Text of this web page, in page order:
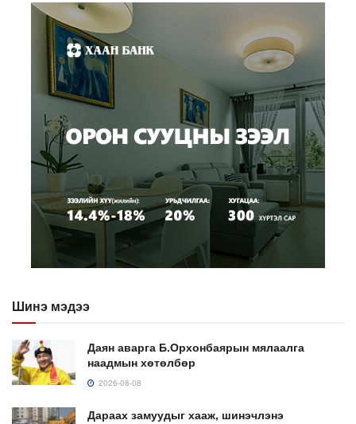
Шинэ мэдээ
Даян аварга Б.Орхонбаярын мялаалга
наадмын хөтөлбөр
2026-08-08
Дараах замуудыг хааж, шинэчлэнэ